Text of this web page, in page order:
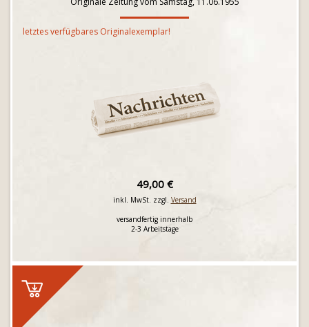
letztes verfügbares Originalexemplar!
49,00 €
inkl. MwSt. zzgl. Versand
versandfertig innerhalb
2-3 Arbeitstage